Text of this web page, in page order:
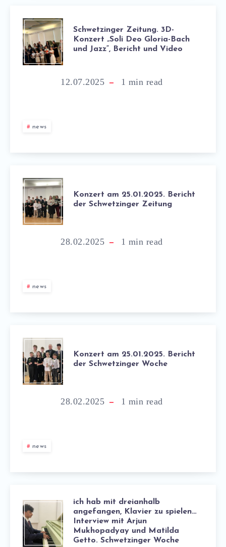
Schwetzinger Zeitung. 3D-
Konzert „Soli Deo Gloria-Bach
und Jazz“, Bericht und Video
12.07.2025 1 min read
news
Konzert am 25.01.2025. Bericht
der Schwetzinger Zeitung
28.02.2025 1 min read
news
Konzert am 25.01.2025. Bericht
der Schwetzinger Woche
28.02.2025 1 min read
news
ich hab mit dreianhalb
angefangen, Klavier zu spielen…
Interview mit Arjun
Mukhopadyay und Matilda
Getto. Schwetzinger Woche